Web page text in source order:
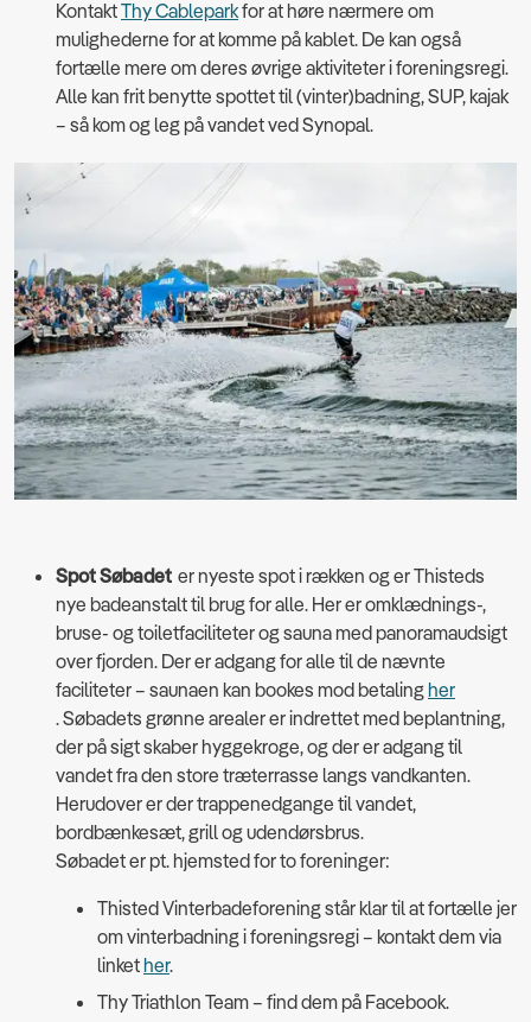
KontaktThy Cableparkfor at høre nærmere om
mulighederne for at komme på kablet. De kan også
fortælle mere om deres øvrige aktiviteter i foreningsregi.
Alle kan frit benytte spottet til (vinter)badning, SUP, kajak
– så kom og leg på vandet ved Synopal.
Spot Søbadet er nyeste spot i rækken og er Thisteds
nye badeanstalt til brug for alle. Her er omklædnings-,
bruse- og toiletfaciliteter og sauna med panoramaudsigt
over fjorden. Der er adgang for alle til de nævnte
faciliteter – saunaen kan bookes mod betalingher
. Søbadets grønne arealer er indrettet med beplantning,
der på sigt skaber hyggekroge, og der er adgang til
vandet fra den store træterrasse langs vandkanten.
Herudover er der trappenedgange til vandet,
bordbænkesæt, grill og udendørsbrus.
Søbadet er pt. hjemsted for to foreninger:
Thisted Vinterbadeforening står klar til at fortælle jer
om vinterbadning i foreningsregi – kontakt dem via
linkether.
Thy Triathlon Team – find dem på Facebook.